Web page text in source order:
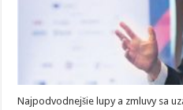
Najpodvodnejšie lupy a zmluvy sa